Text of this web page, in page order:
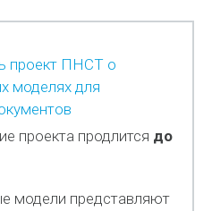
проект ПНСТ о
моделях для
проекта продлится до
модели представляют